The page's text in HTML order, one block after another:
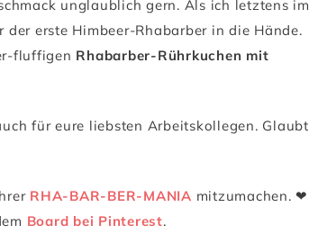
unglaublich gern. Als ich letztens im
erste Himbeer-Rhabarber in die Hände.
fluffigen Rhabarber-Rührkuchen mit
für eure liebsten Arbeitskollegen. Glaubt
RHA-BAR-BER-MANIA mitzumachen. ❤
Board bei Pinterest.